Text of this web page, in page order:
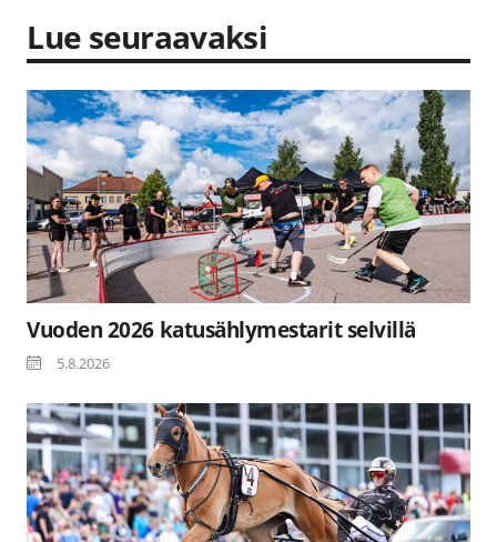
Lue seuraavaksi
Vuoden 2026 katusählymestarit selvillä
5.8.2026